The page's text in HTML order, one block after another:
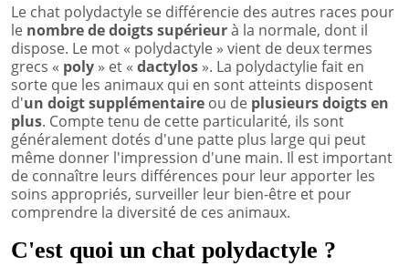
Le chat polydactyle se différencie des autres races pour
le nombre de doigts supérieurà la normale, dont il
dispose. Le mot « polydactyle » vient de deux termes
grecs « poly » et « dactylos ». La polydactylie fait en
sorte que les animaux qui en sont atteints disposent
d'un doigt supplémentaire ou de plusieurs doigts en
plus. Compte tenu de cette particularité, ils sont
généralement dotés d'une patte plus large qui peut
même donner l'impression d'une main. Il est important
de connaître leurs différences pour leur apporter les
soins appropriés, surveiller leur bien-être et pour
comprendre la diversité de ces animaux.
C'est quoi un chat polydactyle ?